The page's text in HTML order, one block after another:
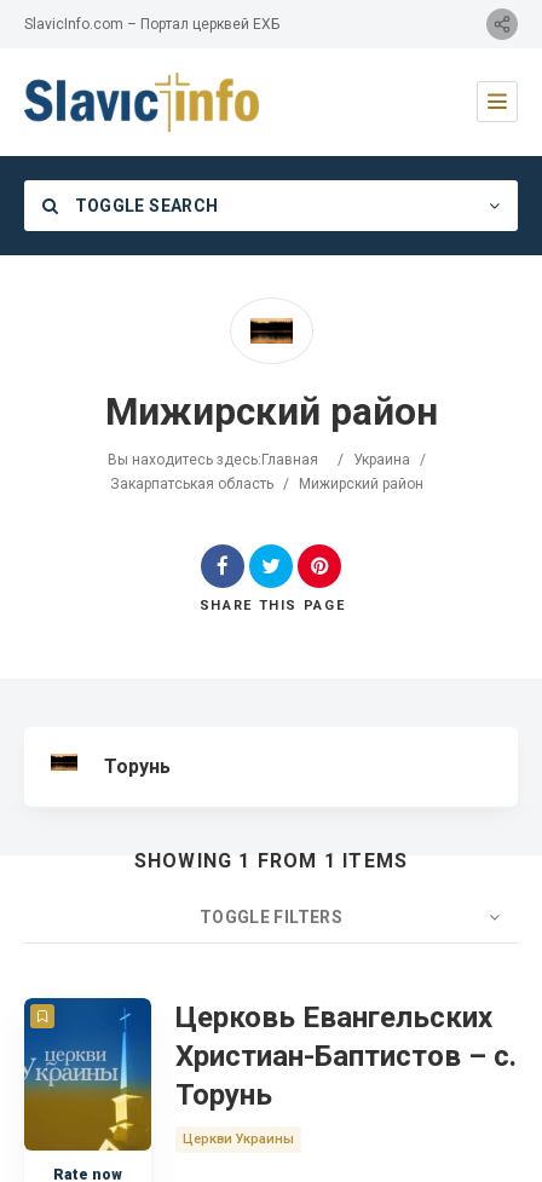
SlavicInfo.com – Портал церквей ЕХБ
TOGGLE SEARCH
Мижирский район
Вы находитесь здесь: Главная / Украина
/
Закарпатськая область
/ Мижирский район
SHARE THIS PAGE
Торунь
SHOWING 1 FROM 1 ITEMS
TOGGLE FILTERS
COUNT 20
Церковь
Украина
Rate now
Церковь Евангельских
Христиан-Баптистов – с.
Торунь
Церкви Украины